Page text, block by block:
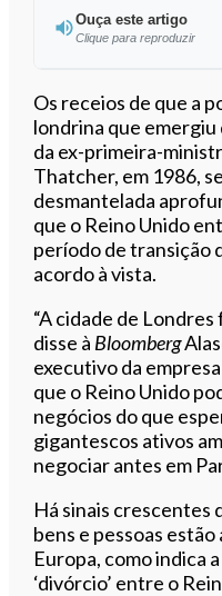
Ouça este artigo
Clique para reproduzir
Ouvir
Os receios de que a
londrina que
da ex-primeira-
Thatcher, em 1986,
desmantelada
que o Reino Unido
período de transição
acordo à vista.
“A cidade de Londres
disse à Bloomberg
executivo da
que o Reino Unido
negócios do que
gigantescos ativos
negociar antes em
Há sinais crescentes
bens e pessoas
Europa, como indica a
‘divórcio’ entre o